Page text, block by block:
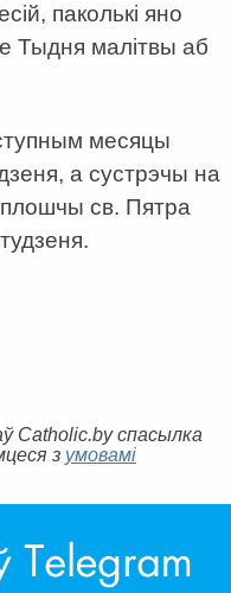
паколькі яно
Тыдня малітвы аб
месяцы
а сустрэчы на
св. Пятра
Catholic.by спасылка
з умовамі